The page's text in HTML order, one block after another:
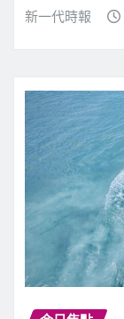
新一代時報